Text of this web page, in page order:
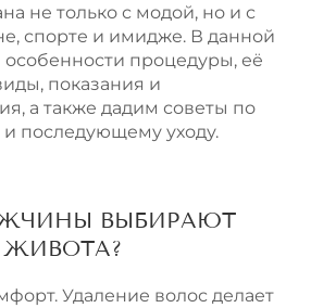
не только с модой, но и с
спорте и имидже. В данной
особенности процедуры, её
показания и
а также дадим советы по
последующему уходу.
ВЫБИРАЮТ
Удаление волос делает